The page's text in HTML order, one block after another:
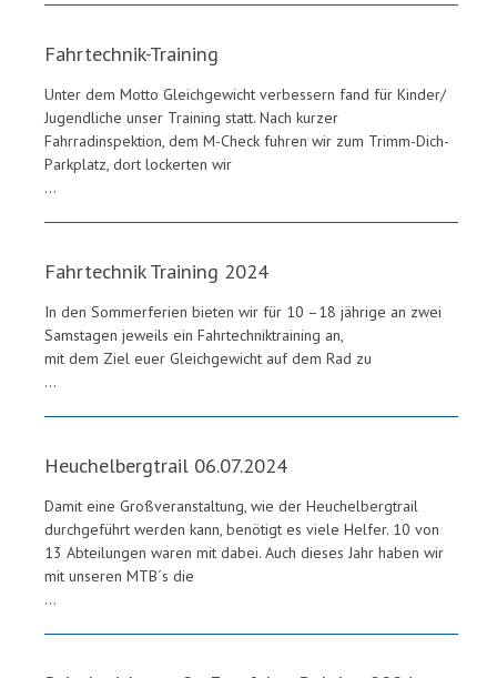
Fahrtechnik-Training
Unter dem Motto Gleichgewicht verbessern fand für Kinder/
Jugendliche unser Training statt. Nach kurzer
Fahrradinspektion, dem M-Check fuhren wir zum Trimm-Dich-
Parkplatz, dort lockerten wir
...
Fahrtechnik Training 2024
In den Sommerferien bieten wir für 10 –18 jährige an zwei
Samstagen jeweils ein Fahrtechniktraining an,
mit dem Ziel euer Gleichgewicht auf dem Rad zu
...
Heuchelbergtrail 06.07.2024
Damit eine Großveranstaltung, wie der Heuchelbergtrail
durchgeführt werden kann, benötigt es viele Helfer. 10 von
13 Abteilungen waren mit dabei. Auch dieses Jahr haben wir
mit unseren MTB´s die
...